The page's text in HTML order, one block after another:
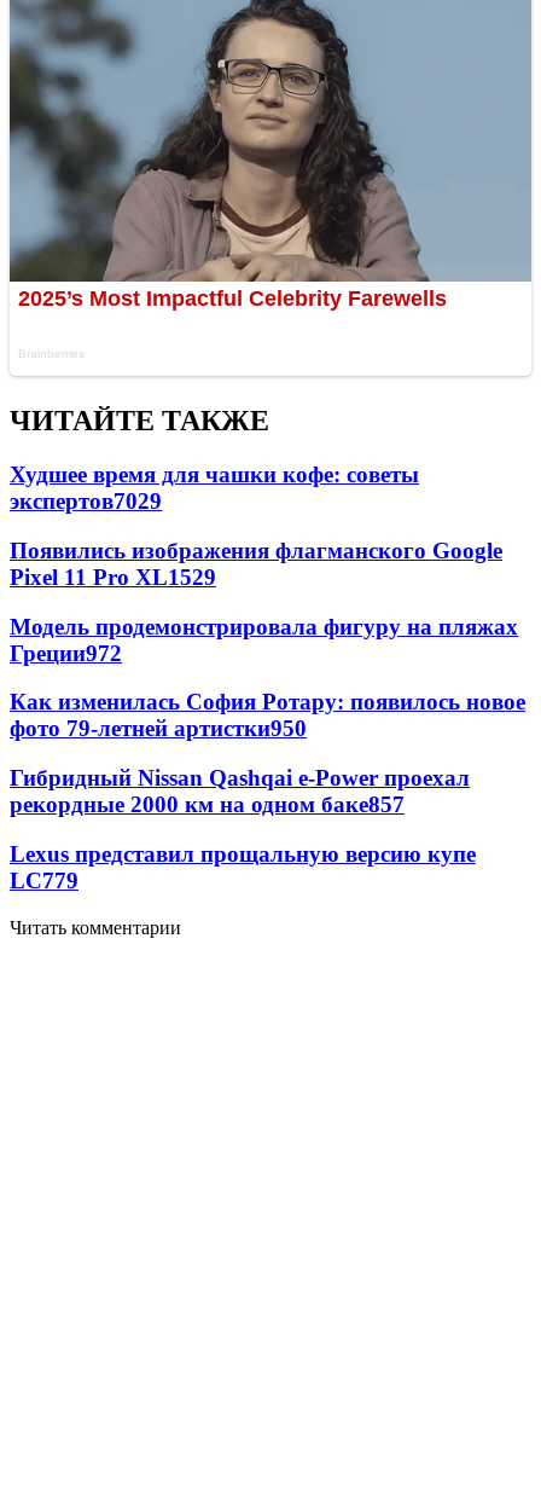
ЧИТАЙТЕ ТАКЖЕ
Худшее время для чашки кофе: советы
экспертов7029
Появились изображения флагманского Google
Pixel 11 Pro XL1529
Модель продемонстрировала фигуру на пляжах
Греции972
Как изменилась София Ротару: появилось новое
фото 79-летней артистки950
Гибридный Nissan Qashqai e-Power проехал
рекордные 2000 км на одном баке857
Lexus представил прощальную версию купе
LC779
Читать комментарии